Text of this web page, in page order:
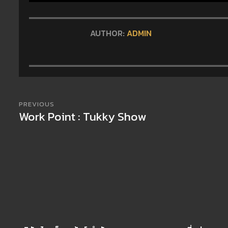
AUTHOR: ADMIN
PREVIOUS
Work Point : Tukky Show